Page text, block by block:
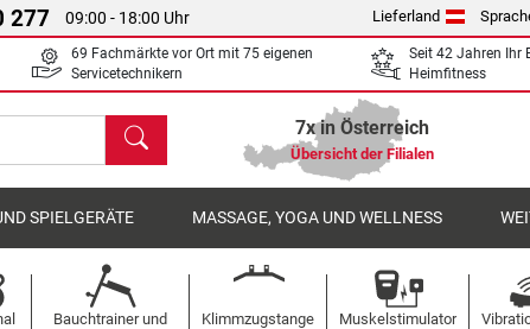
277 09:00 - 18:00 Uhr Lieferland
69 Fachmärkte vor Ort mit 75 eigenen
Servicetechnikern
Seit 42 Jahren Ihr
Heimfitness
Suchen 7x in Österreich
Übersicht der Filialen
SPIELGERÄTE MASSAGE, YOGA UND WELLNESS
Bauchtrainer und
Klimmzugstange Muskelstimulator